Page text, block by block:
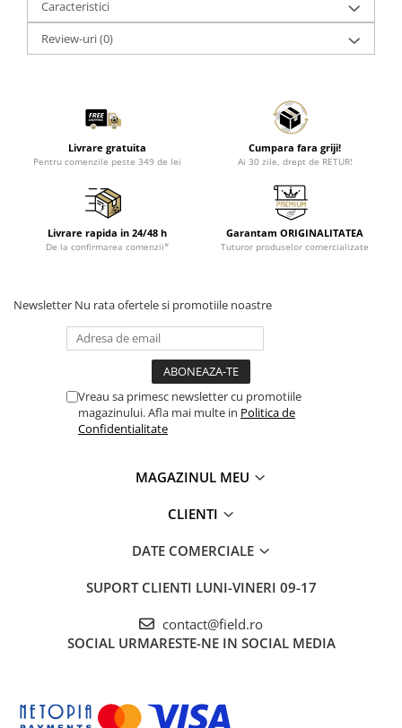
Caracteristici
Review-uri(0)
Livrare gratuita
Pentru comenzile peste 349 de lei
Cumpara fara griji!
Ai 30 zile, drept de RETUR!
Livrare rapida in 24/48 h
De la confirmarea comenzii*
Garantam ORIGINALITATEA
Tuturor produselor comercializate
Newsletter Nu rata ofertele si promotiile noastre
Vreau sa primesc newsletter cu promotiile
magazinului. Afla mai multe in Politica de
Confidentialitate
MAGAZINUL MEU
CLIENTI
DATE COMERCIALE
SUPORT CLIENTI LUNI-VINERI 09-17
contact@field.ro
SOCIAL URMARESTE-NE IN SOCIAL MEDIA